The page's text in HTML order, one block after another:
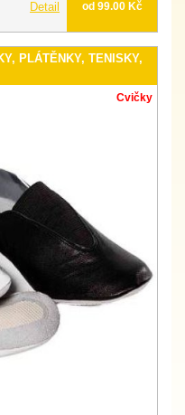
Detail od 99.00 Kč
PLÁTĚNKY, TENISKY,
Cvičky